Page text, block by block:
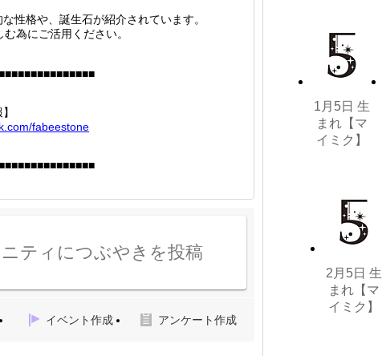
性格や、誕生石が紹介されています。
為にご活用ください。
om/fabeestone
ティにつぶやきを投稿
イベント作成 アンケート作成
1月5日 生
まれ【マ
イミク】
2月5日 生
まれ【マ
イミク】